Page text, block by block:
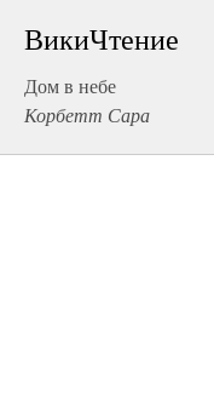
ВикиЧтение
Дом в небе
Корбетт Сара